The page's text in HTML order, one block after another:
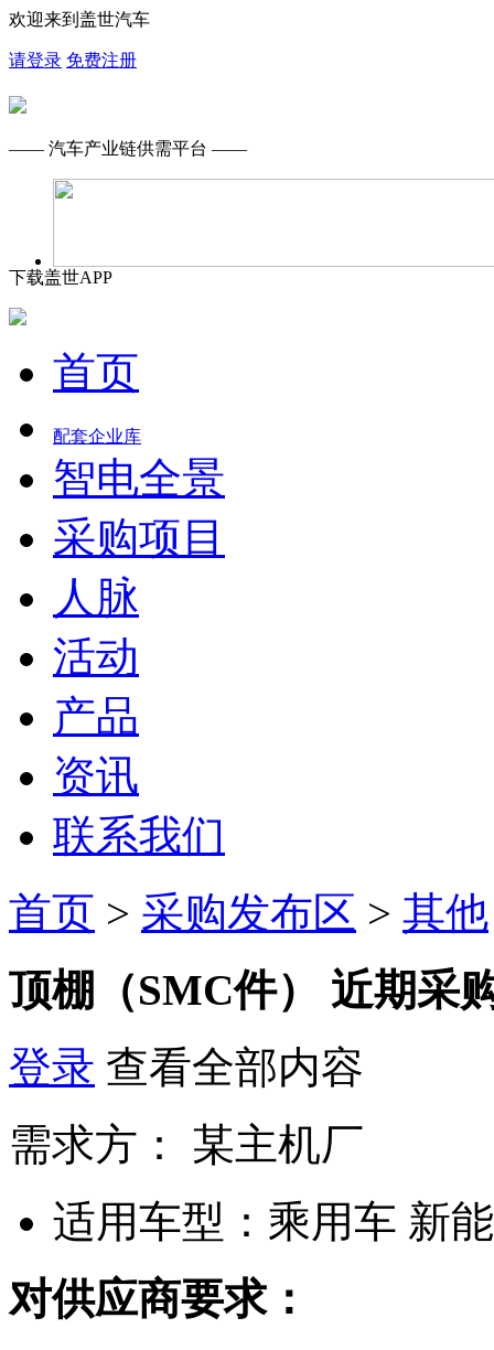
欢迎来到盖世汽车
请登录 免费注册
—— 汽车产业链供需平台 ——
下载盖世APP
首页
配套企业库
智电全景
采购项目
人脉
活动
产品
资讯
联系我们
首页 > 采购发布区 > 其他
顶棚（SMC件）
近期采
登录 查看全部内容
需求方：
某主机厂
适用车型： 乘用车 新
对供应商要求：